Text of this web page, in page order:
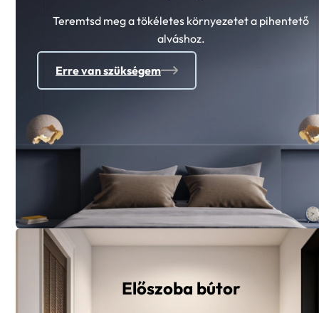
Teremtsd meg a tökéletes környezetet a pihentető
alváshoz.
Erre van szükségem
Előszoba bútor